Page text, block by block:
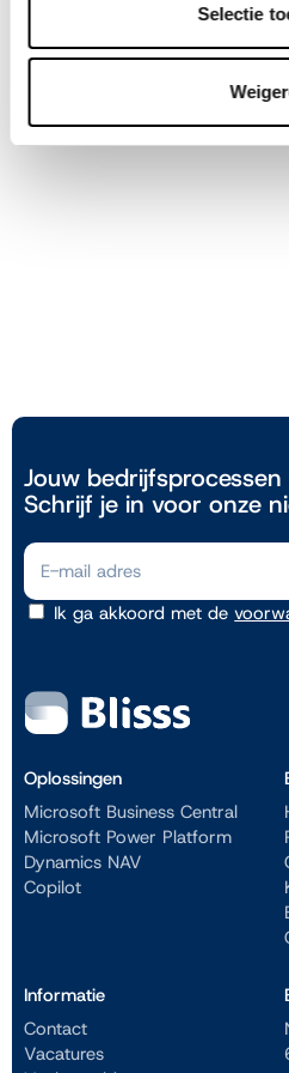
Selectie
Maak een
Jouw
Schrijf je in voor onze
Ik ga akkoord met de
Oplossingen
Microsoft Business Central
Microsoft Power Platform
Dynamics NAV
Copilot
Informatie
Contact
Vacatures